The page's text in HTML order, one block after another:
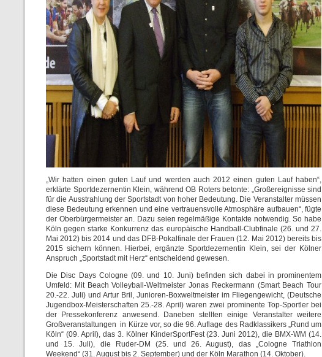
„Wir hatten einen guten Lauf und werden auch 2012 einen guten Lauf haben“,
erklärte Sportdezernentin Klein, während OB Roters betonte: „Großereignisse sind
für die Ausstrahlung der Sportstadt von hoher Bedeutung. Die Veranstalter müssen
diese Bedeutung erkennen und eine vertrauensvolle Atmosphäre aufbauen“, fügte
der Oberbürgermeister an. Dazu seien regelmäßige Kontakte notwendig. So habe
Köln gegen starke Konkurrenz das europäische Handball-Clubfinale (26. und 27.
Mai 2012) bis 2014 und das DFB-Pokalfinale der Frauen (12. Mai 2012) bereits bis
2015 sichern können. Hierbei, ergänzte Sportdezernentin Klein, sei der Kölner
Anspruch „Sportstadt mit Herz“ entscheidend gewesen.
Die Disc Days Cologne (09. und 10. Juni) befinden sich dabei in prominentem
Umfeld: Mit Beach Volleyball-Weltmeister Jonas Reckermann (Smart Beach Tour
20.-22. Juli) und Artur Bril, Junioren-Boxweltmeister im Fliegengewicht, (Deutsche
Jugendbox-Meisterschaften 25.-28. April) waren zwei prominente Top-Sportler bei
der Pressekonferenz anwesend. Daneben stellten einige Veranstalter weitere
Großveranstaltungen in Kürze vor, so die 96. Auflage des Radklassikers „Rund um
Köln“ (09. April), das 3. Kölner KinderSportFest (23. Juni 2012), die BMX-WM (14.
und 15. Juli), die Ruder-DM (25. und 26. August), das „Cologne Triathlon
Weekend“ (31. August bis 2. September) und der Köln Marathon (14. Oktober).